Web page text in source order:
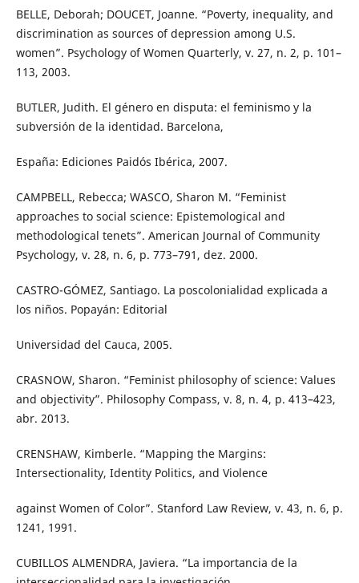
BELLE, Deborah; DOUCET, Joanne. “Poverty, inequality, and
discrimination as sources of depression among U.S.
women”. Psychology of Women Quarterly, v. 27, n. 2, p. 101–
113, 2003.
BUTLER, Judith. El género en disputa: el feminismo y la
subversión de la identidad. Barcelona,
España: Ediciones Paidós Ibérica, 2007.
CAMPBELL, Rebecca; WASCO, Sharon M. “Feminist
approaches to social science: Epistemological and
methodological tenets”. American Journal of Community
Psychology, v. 28, n. 6, p. 773–791, dez. 2000.
CASTRO-GÓMEZ, Santiago. La poscolonialidad explicada a
los niños. Popayán: Editorial
Universidad del Cauca, 2005.
CRASNOW, Sharon. “Feminist philosophy of science: Values
and objectivity”. Philosophy Compass, v. 8, n. 4, p. 413–423,
abr. 2013.
CRENSHAW, Kimberle. “Mapping the Margins:
Intersectionality, Identity Politics, and Violence
against Women of Color”. Stanford Law Review, v. 43, n. 6, p.
1241, 1991.
CUBILLOS ALMENDRA, Javiera. “La importancia de la